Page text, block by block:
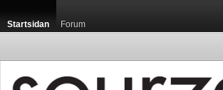
Startsidan Forum